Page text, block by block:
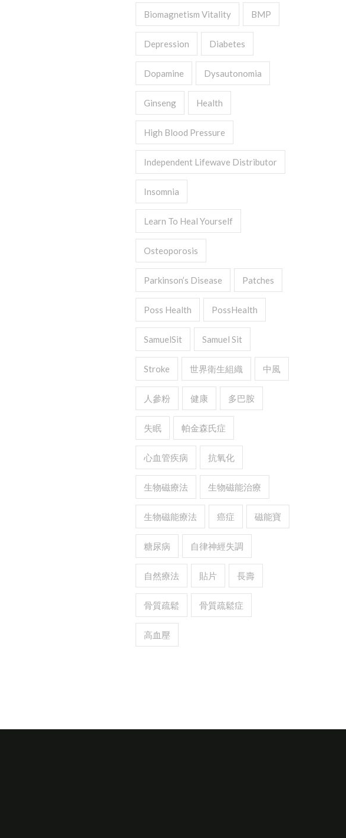
Biomagnetism Vitality BMP
Depression Diabetes
Dopamine Dysautonomia
Ginseng Health
High Blood Pressure
Independent Lifewave Distributor
Insomnia
Learn To Heal Yourself
Osteoporosis
Parkinson’s Disease Patches
Poss Health PossHealth
SamuelSit Samuel Sit
Stroke 世界衛生組織 中風
人參粉 健康 多巴胺
失眠 帕金森氏症
心血管疾病 抗氧化
生物磁療法 生物磁能治療
生物磁能療法 癌症 磁能寶
糖尿病 自律神經失調
自然療法 貼片 長壽
骨質疏鬆 骨質疏鬆症
高血壓